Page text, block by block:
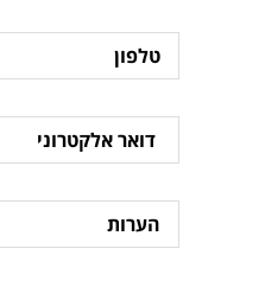
טלפון
אלקטרוני
הערות